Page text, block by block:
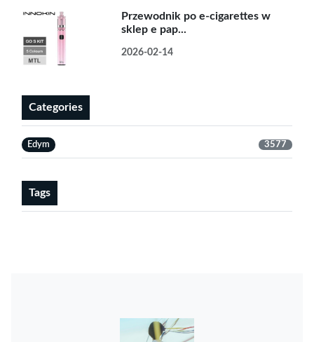
Przewodnik po e-cigarettes w
sklep e pap...
2026-02-14
Categories
Edym 3577
Tags